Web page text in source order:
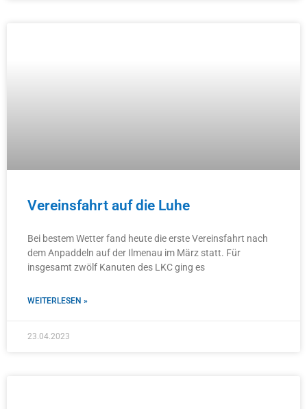
Vereinsfahrt auf die Luhe
Bei bestem Wetter fand heute die erste Vereinsfahrt nach
dem Anpaddeln auf der Ilmenau im März statt. Für
insgesamt zwölf Kanuten des LKC ging es
WEITERLESEN »
23.04.2023